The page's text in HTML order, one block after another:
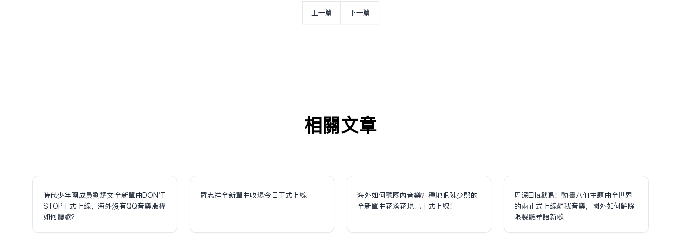
上一篇 下一篇
相关文章
時代少年團成員劉耀文全新單曲DON'T
STOP正式上線，海外沒有QQ音樂版權
如何聽歌？
羅志祥全新單曲收場今日正式上線
海外如何聽國內音樂？種地吧陳少熙的
全新單曲花落花現已正式上線！
周深Ella獻唱！動畫八仙主題曲全世界
的雨正式上線酷我音樂，國外如何解除
限制聽華語新歌